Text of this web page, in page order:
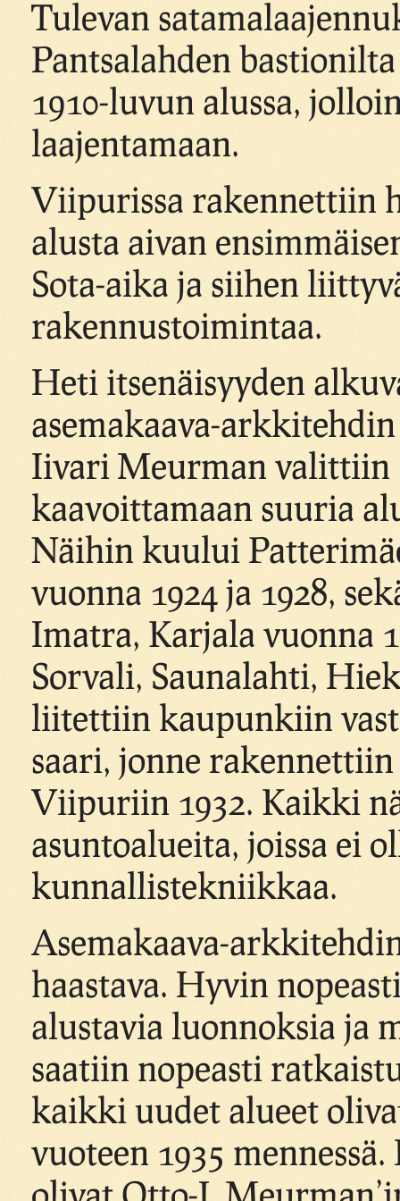
Tulevan
Pantsalahden
1910-luvun alussa,
laajentamaan.
Viipurissa rakennettiin
alusta aivan
Sota-aika ja siihen
rakennustoimintaa.
Heti itsenäisyyden
asemakaava-
Iivari Meurman valittiin
kaavoittamaan suuria
Näihin kuului
vuonna 1924 ja 1928,
Imatra, Karjala vuonna
Sorvali, Saunalahti,
liitettiin kaupunkiin
saari, jonne
Viipuriin 1932. Kaikki
asuntoalueita, joissa ei
kunnallistekniikkaa.
Asemakaava-
haastava. Hyvin
alustavia luonnoksia ja
saatiin nopeasti
kaikki uudet alueet
vuoteen 1935